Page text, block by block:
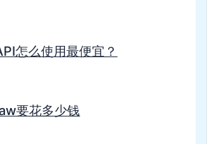
怎么使用最便宜？
要花多少钱